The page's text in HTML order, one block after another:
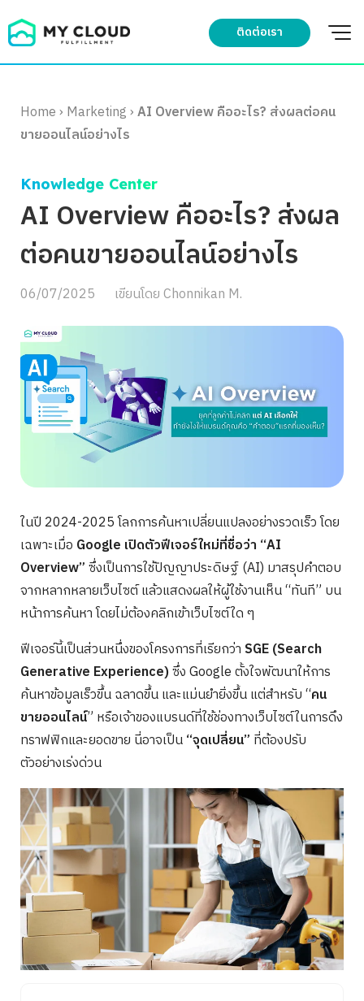
to
ติดต่อเรา
Home› Marketing›AI Overview คืออะไร? ส่งผลต่อคน
ขายออนไลน์อย่างไร
Knowledge Center
AI Overview คืออะไร? ส่งผล
ต่อคนขายออนไลน์อย่างไร
06/07/2025 เขียนโดยChonnikan M.
ในปี 2024-2025 โลกการค้นหาเปลี่ยนแปลงอย่างรวดเร็ว โดย
เฉพาะเมื่อ Google เปิดตัวฟีเจอร์ใหม่ที่ชื่อว่า “AI
Overview”ซึ่งเป็นการใช้ปัญญาประดิษฐ์ (AI) มาสรุปคำตอบ
จากหลากหลายเว็บไซต์ แล้วแสดงผลให้ผู้ใช้งานเห็น “ทันที” บน
หน้าการค้นหา โดยไม่ต้องคลิกเข้าเว็บไซต์ใด ๆ
ฟีเจอร์นี้เป็นส่วนหนึ่งของโครงการที่เรียกว่า SGE (Search
Generative Experience)ซึ่ง Google ตั้งใจพัฒนาให้การ
ค้นหาข้อมูลเร็วขึ้น ฉลาดขึ้น และแม่นยำยิ่งขึ้น แต่สำหรับ “คน
ขายออนไลน์” หรือเจ้าของแบรนด์ที่ใช้ช่องทางเว็บไซต์ในการดึง
ทราฟฟิกและยอดขาย นี่อาจเป็น“จุดเปลี่ยน” ที่ต้องปรับ
ตัวอย่างเร่งด่วน